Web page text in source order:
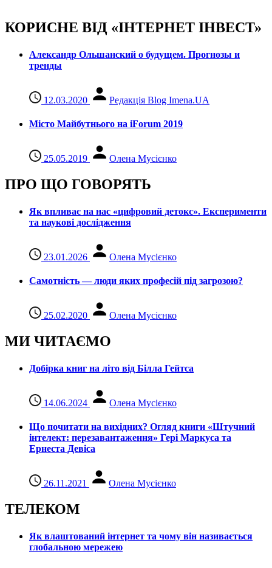
КОРИСНЕ ВІД «ІНТЕРНЕТ ІНВЕСТ»
Александр Ольшанский о будущем. Прогнозы и
тренды
12.03.2020 Редакція Blog Imena.UA
Місто Майбутнього на iForum 2019
25.05.2019 Олена Мусієнко
ПРО ЩО ГОВОРЯТЬ
Як впливає на нас «цифровий детокс». Експерименти
та наукові дослідження
23.01.2026 Олена Мусієнко
Самотність — люди яких професій під загрозою?
25.02.2020 Олена Мусієнко
МИ ЧИТАЄМО
Добірка книг на літо від Білла Гейтса
14.06.2024 Олена Мусієнко
Що почитати на вихідних? Огляд книги «Штучний
інтелект: перезавантаження» Гері Маркуса та
Ернеста Девіса
26.11.2021 Олена Мусієнко
ТЕЛЕКОМ
Як влаштований інтернет та чому він називається
глобальною мережею